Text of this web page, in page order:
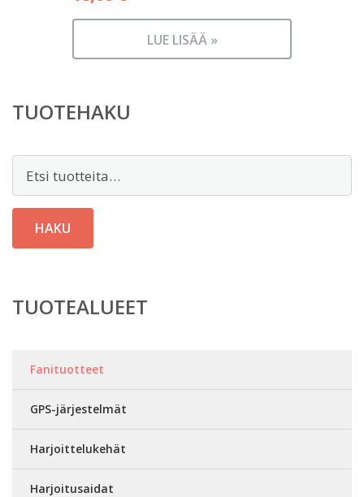
LUE LISÄÄ »
TUOTEHAKU
HAKU
TUOTEALUEET
Fanituotteet
GPS-järjestelmät
Harjoittelukehät
Harjoitusaidat